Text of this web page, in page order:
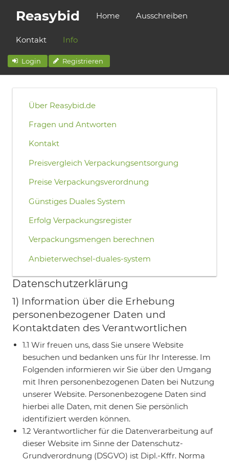
Reasybid Home Ausschreiben
Kontakt Info
Login Registrieren
Über Reasybid.de
Fragen und Antworten
Kontakt
Preisvergleich Verpackungsentsorgung
Preise Verpackungsverordnung
Günstiges Duales System
Erfolg Verpackungsregister
Verpackungsmengen berechnen
Anbieterwechsel-duales-system
Datenschutzerklärung
1) Information über die Erhebung
personenbezogener Daten und
Kontaktdaten des Verantwortlichen
1.1 Wir freuen uns, dass Sie unsere Website
besuchen und bedanken uns für Ihr Interesse. Im
Folgenden informieren wir Sie über den Umgang
mit Ihren personenbezogenen Daten bei Nutzung
unserer Website. Personenbezogene Daten sind
hierbei alle Daten, mit denen Sie persönlich
identifiziert werden können.
1.2 Verantwortlicher für die Datenverarbeitung auf
dieser Website im Sinne der Datenschutz-
Grundverordnung (DSGVO) ist Dipl.-Kffr. Norma